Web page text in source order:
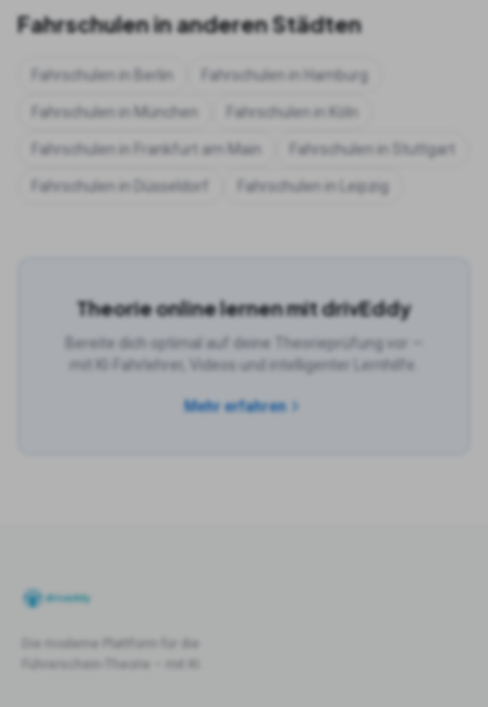
Fahrschulen in anderen Städten
Fahrschulen in Berlin Fahrschulen in Hamburg
Fahrschulen in München Fahrschulen in Köln
Fahrschulen in Frankfurt am Main Fahrschulen in Stuttgart
Fahrschulen in Düsseldorf Fahrschulen in Leipzig
Theorie online lernen mit drivEddy
Bereite dich optimal auf deine Theorieprüfung vor —
mit KI-Fahrlehrer, Videos und intelligenter Lernhilfe.
Mehr erfahren